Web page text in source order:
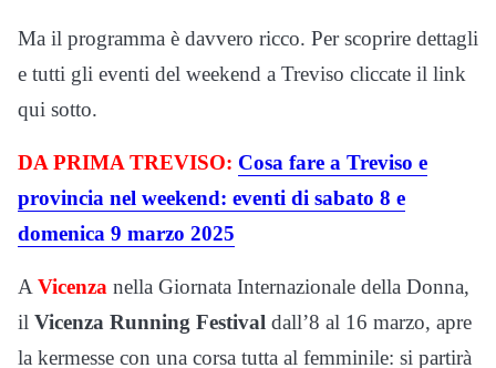
Ma il programma è davvero ricco. Per scoprire dettagli
e tutti gli eventi del weekend a Treviso cliccate il link
qui sotto.
DA PRIMA TREVISO: Cosa fare a Treviso e
provincia nel weekend: eventi di sabato 8 e
domenica 9 marzo 2025
A Vicenza nella Giornata Internazionale della Donna,
il Vicenza Running Festival dall’8 al 16 marzo, apre
la kermesse con una corsa tutta al femminile: si partirà